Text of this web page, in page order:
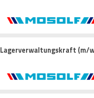
Lagerverwaltungskraft (m/